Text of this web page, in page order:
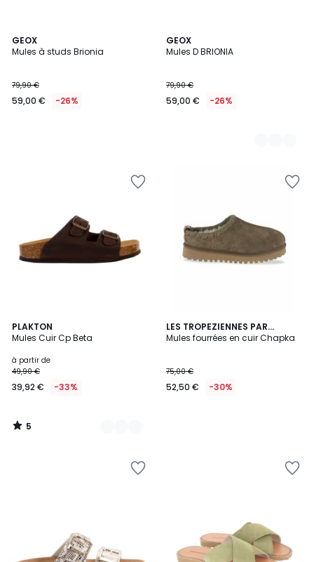
GEOX
Mules à studs Brionia
79,90 €
59,00 € -26%
GEOX
Mules D BRIONIA
79,90 €
59,00 € -26%
2
Couleurs
PLAKTON
Mules Cuir Cp Beta
à partir de
49,90 €
39,92 € -33%
5
/
6
Couleurs
5
/
LES TROPEZIENNES PAR
M.BELARBI
Mules fourrées en cuir Chapka
75,00 €
52,50 € -30%